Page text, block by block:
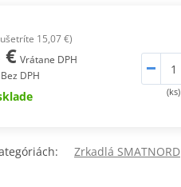
15,07 €)
€ Vrátane DPH
Bez DPH
(ks)
Zrkadlá SMATNORD